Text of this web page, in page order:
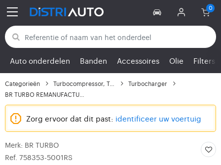
Terug naar categorieën
Auto onderdelen Banden Accessoires Olie Filters
Categorieën Turbocompressor, Turbo
Turbocharger
Zorg ervoor dat dit past: identificeer uw voertuig
Merk: BR TURBO
Ref. 758353-5001RS